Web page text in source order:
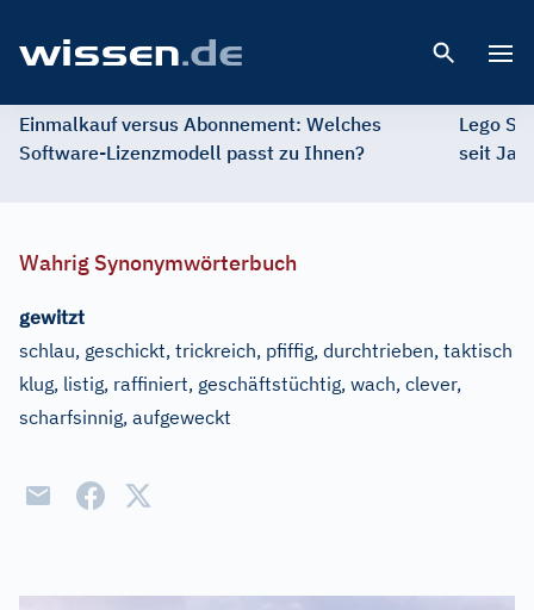
Einmalkauf versus Abonnement: Welches
Software-Lizenzmodell passt zu Ihnen?
Lego
seit
Wahrig Synonymwörterbuch
gewitzt
schlau, geschickt, trickreich, pfiffig, durchtrieben, taktisch
klug, listig, raffiniert, geschäftstüchtig, wach, clever,
scharfsinnig, aufgeweckt